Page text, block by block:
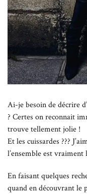
Ai-je besoin de décrire
? Certes on reconnait
trouve tellement jolie !
Et les cuissardes ???
l’ensemble est vraiment
En faisant quelques
quand en découvrant le